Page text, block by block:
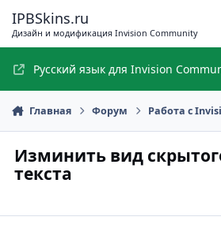
IPBSkins.ru
Дизайн и модификация Invision Community
Русский язык для Invision
Главная Форум Работа с
Изминить вид
текста